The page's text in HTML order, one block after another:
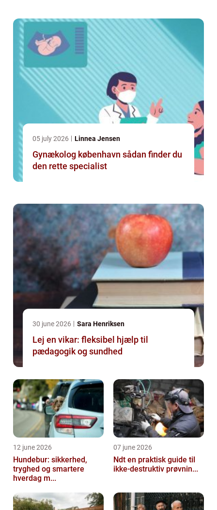
05 july 2026 Linnea Jensen
Gynækolog københavn sådan finder du
den rette specialist
30 june 2026 Sara Henriksen
Lej en vikar: fleksibel hjælp til
pædagogik og sundhed
12 june 2026
Hundebur: sikkerhed,
tryghed og smartere
hverdag m...
07 june 2026
Ndt en praktisk guide til
ikke-destruktiv prøvnin...